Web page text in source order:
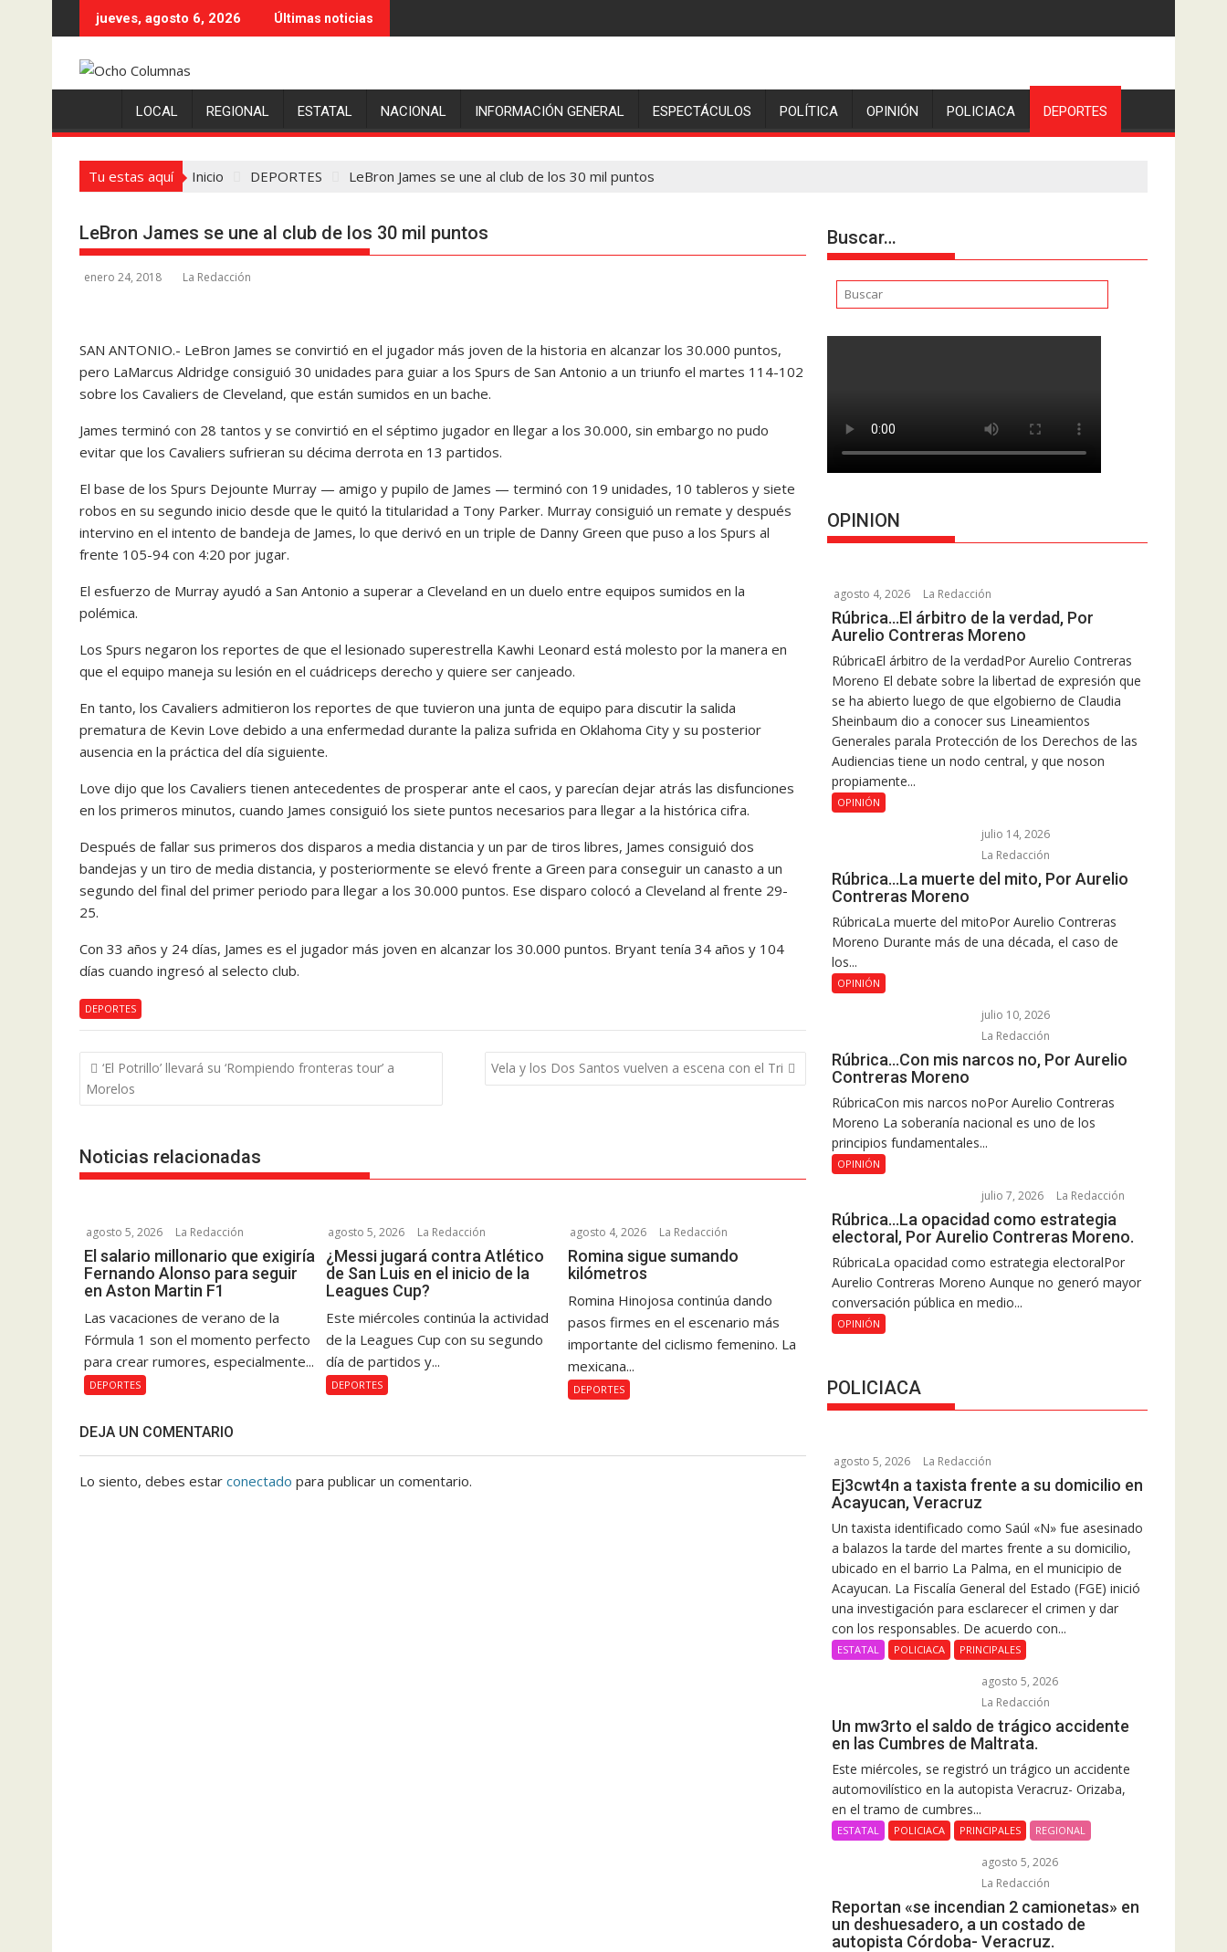
al
jueves, agosto 6, 2026 Últimas noticias
LOCAL REGIONAL ESTATAL NACIONAL INFORMACIÓN GENERAL ESPECTÁCULOS POLÍTICA OPINIÓN POLICIACA DEPORTES
Tu estas aquí Inicio DEPORTES LeBron James se une al club de los 30 mil puntos
LeBron James se une al club de los 30 mil puntos
enero 24, 2018 La Redacción
SAN ANTONIO.- LeBron James se convirtió en el jugador más joven de la historia en alcanzar los 30.000 puntos,
pero LaMarcus Aldridge consiguió 30 unidades para guiar a los Spurs de San Antonio a un triunfo el martes 114-102
sobre los Cavaliers de Cleveland, que están sumidos en un bache.
James terminó con 28 tantos y se convirtió en el séptimo jugador en llegar a los 30.000, sin embargo no pudo
evitar que los Cavaliers sufrieran su décima derrota en 13 partidos.
El base de los Spurs Dejounte Murray — amigo y pupilo de James — terminó con 19 unidades, 10 tableros y siete
robos en su segundo inicio desde que le quitó la titularidad a Tony Parker. Murray consiguió un remate y después
intervino en el intento de bandeja de James, lo que derivó en un triple de Danny Green que puso a los Spurs al
frente 105-94 con 4:20 por jugar.
El esfuerzo de Murray ayudó a San Antonio a superar a Cleveland en un duelo entre equipos sumidos en la
polémica.
Los Spurs negaron los reportes de que el lesionado superestrella Kawhi Leonard está molesto por la manera en
que el equipo maneja su lesión en el cuádriceps derecho y quiere ser canjeado.
En tanto, los Cavaliers admitieron los reportes de que tuvieron una junta de equipo para discutir la salida
prematura de Kevin Love debido a una enfermedad durante la paliza sufrida en Oklahoma City y su posterior
ausencia en la práctica del día siguiente.
Love dijo que los Cavaliers tienen antecedentes de prosperar ante el caos, y parecían dejar atrás las disfunciones
en los primeros minutos, cuando James consiguió los siete puntos necesarios para llegar a la histórica cifra.
Después de fallar sus primeros dos disparos a media distancia y un par de tiros libres, James consiguió dos
bandejas y un tiro de media distancia, y posteriormente se elevó frente a Green para conseguir un canasto a un
segundo del final del primer periodo para llegar a los 30.000 puntos. Ese disparo colocó a Cleveland al frente 29-
25.
Con 33 años y 24 días, James es el jugador más joven en alcanzar los 30.000 puntos. Bryant tenía 34 años y 104
días cuando ingresó al selecto club.
DEPORTES
Navegación
de
entradas
‘El Potrillo’ llevará su ‘Rompiendo fronteras tour’ a
Morelos
Vela y los Dos Santos vuelven a escena con el Tri
Noticias relacionadas
agosto 5, 2026 La Redacción
El salario millonario que exigiría
Fernando Alonso para seguir
en Aston Martin F1
Las vacaciones de verano de la
Fórmula 1 son el momento perfecto
para crear rumores, especialmente...
DEPORTES
agosto 5, 2026 La Redacción
¿Messi jugará contra Atlético
de San Luis en el inicio de la
Leagues Cup?
Este miércoles continúa la actividad
de la Leagues Cup con su segundo
día de partidos y...
DEPORTES
agosto 4, 2026 La Redacción
Romina sigue sumando
kilómetros
Romina Hinojosa continúa dando
pasos firmes en el escenario más
importante del ciclismo femenino. La
mexicana...
DEPORTES
DEJA UN COMENTARIO
Lo siento, debes estar conectado para publicar un comentario.
Buscar…
OPINION
agosto 4, 2026 La Redacción
Rúbrica…El árbitro de la verdad, Por
Aurelio Contreras Moreno
RúbricaEl árbitro de la verdadPor Aurelio Contreras
Moreno El debate sobre la libertad de expresión que
se ha abierto luego de que elgobierno de Claudia
Sheinbaum dio a conocer sus Lineamientos
Generales parala Protección de los Derechos de las
Audiencias tiene un nodo central, y que noson
propiamente...
OPINIÓN
julio 14, 2026
La Redacción
Rúbrica…La muerte del mito, Por Aurelio
Contreras Moreno
RúbricaLa muerte del mitoPor Aurelio Contreras
Moreno Durante más de una década, el caso de
los...
OPINIÓN
julio 10, 2026
La Redacción
Rúbrica…Con mis narcos no, Por Aurelio
Contreras Moreno
RúbricaCon mis narcos noPor Aurelio Contreras
Moreno La soberanía nacional es uno de los
principios fundamentales...
OPINIÓN
julio 7, 2026 La Redacción
Rúbrica…La opacidad como estrategia
electoral, Por Aurelio Contreras Moreno.
RúbricaLa opacidad como estrategia electoralPor
Aurelio Contreras Moreno Aunque no generó mayor
conversación pública en medio...
OPINIÓN
POLICIACA
agosto 5, 2026 La Redacción
Ej3cwt4n a taxista frente a su domicilio en
Acayucan, Veracruz
Un taxista identificado como Saúl «N» fue asesinado
a balazos la tarde del martes frente a su domicilio,
ubicado en el barrio La Palma, en el municipio de
Acayucan. La Fiscalía General del Estado (FGE) inició
una investigación para esclarecer el crimen y dar
con los responsables. De acuerdo con...
ESTATAL POLICIACA PRINCIPALES
agosto 5, 2026
La Redacción
Un mw3rto el saldo de trágico accidente
en las Cumbres de Maltrata.
Este miércoles, se registró un trágico un accidente
automovilístico en la autopista Veracruz- Orizaba,
en el tramo de cumbres...
ESTATAL POLICIACA PRINCIPALES REGIONAL
agosto 5, 2026
La Redacción
Reportan «se incendian 2 camionetas» en
un deshuesadero, a un costado de
autopista Córdoba- Veracruz.